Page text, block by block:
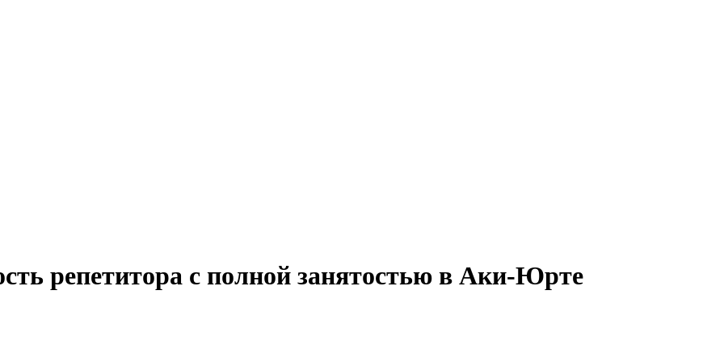
репетитора с полной занятостью в Аки-Юрте